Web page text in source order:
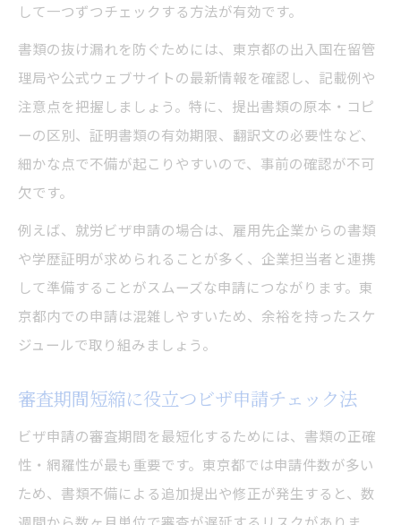
して一つずつチェックする方法が有効です。
書類の抜け漏れを防ぐためには、東京都の出入国在留管
理局や公式ウェブサイトの最新情報を確認し、記載例や
注意点を把握しましょう。特に、提出書類の原本・コピ
ーの区別、証明書類の有効期限、翻訳文の必要性など、
細かな点で不備が起こりやすいので、事前の確認が不可
欠です。
例えば、就労ビザ申請の場合は、雇用先企業からの書類
や学歴証明が求められることが多く、企業担当者と連携
して準備することがスムーズな申請につながります。東
京都内での申請は混雑しやすいため、余裕を持ったスケ
ジュールで取り組みましょう。
審査期間短縮に役立つビザ申請チェック法
ビザ申請の審査期間を最短化するためには、書類の正確
性・網羅性が最も重要です。東京都では申請件数が多い
ため、書類不備による追加提出や修正が発生すると、数